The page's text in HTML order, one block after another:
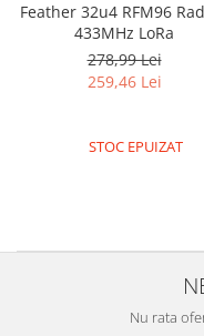
Feather 32u4 RFM96
433MHz LoRa
278,99 Lei
259,46 Lei
STOC EPUIZAT
Nu rata